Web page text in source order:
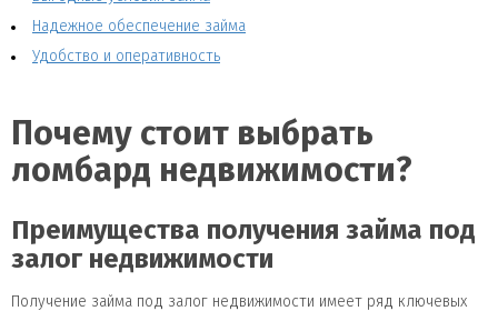
Надежное обеспечение займа
Удобство и оперативность
Почему стоит выбрать
ломбард недвижимости?
Преимущества получения займа под
залог недвижимости
Получение займа под залог недвижимости имеет ряд ключевых